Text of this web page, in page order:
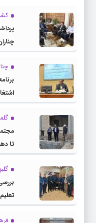
تا